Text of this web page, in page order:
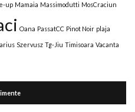
up Mamaia Massimodutti MosCraciun
Oana PassatCC Pinot Noir plaja
Szervusz Tg-Jiu Timisoara Vacanta